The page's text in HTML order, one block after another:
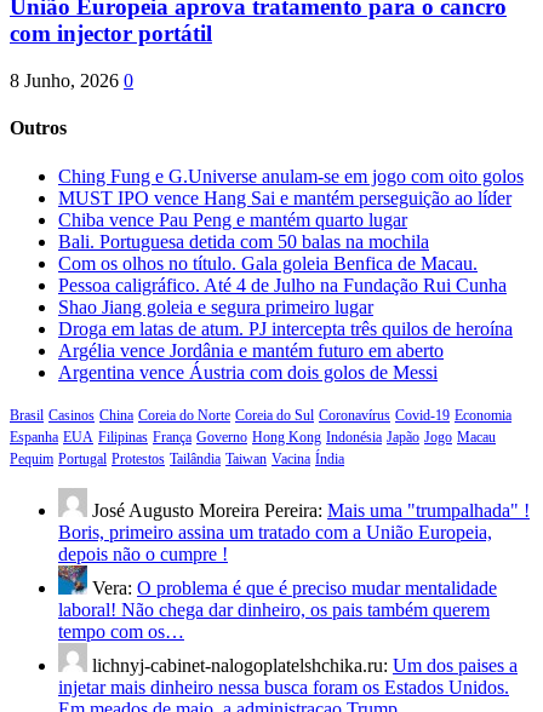
União Europeia aprova tratamento para o cancro
com injector portátil
8 Junho, 2026 0
Outros
Ching Fung e G.Universe anulam-se em jogo com oito golos
MUST IPO vence Hang Sai e mantém perseguição ao líder
Chiba vence Pau Peng e mantém quarto lugar
Bali. Portuguesa detida com 50 balas na mochila
Com os olhos no título. Gala goleia Benfica de Macau.
Pessoa caligráfico. Até 4 de Julho na Fundação Rui Cunha
Shao Jiang goleia e segura primeiro lugar
Droga em latas de atum. PJ intercepta três quilos de heroína
Argélia vence Jordânia e mantém futuro em aberto
Argentina vence Áustria com dois golos de Messi
Brasil Casinos China Coreia do Norte Coreia do Sul Coronavírus Covid-19 Economia
Espanha EUA Filipinas França Governo Hong Kong Indonésia Japão Jogo Macau
Pequim Portugal Protestos Tailândia Taiwan Vacina Índia
José Augusto Moreira Pereira: Mais uma "trumpalhada" !
Boris, primeiro assina um tratado com a União Europeia,
depois não o cumpre !
Vera: O problema é que é preciso mudar mentalidade
laboral! Não chega dar dinheiro, os pais também querem
tempo com os…
lichnyj-cabinet-nalogoplatelshchika.ru: Um dos paises a
injetar mais dinheiro nessa busca foram os Estados Unidos.